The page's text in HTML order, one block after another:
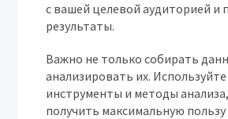
с вашей целевой аудиторией и
результаты.
Важно не только собирать
анализировать их.
инструменты и методы
получить максимальную